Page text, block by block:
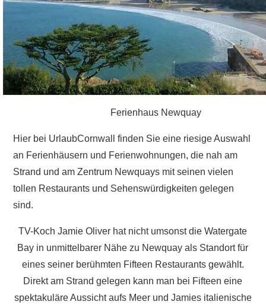
Ferienhaus Newquay
Hier bei UrlaubCornwall finden Sie eine riesige Auswahl
an Ferienhäusern und Ferienwohnungen, die nah am
Strand und am Zentrum Newquays mit seinen vielen
tollen Restaurants und Sehenswürdigkeiten gelegen
sind.
TV-Koch Jamie Oliver hat nicht umsonst die Watergate
Bay in unmittelbarer Nähe zu Newquay als Standort für
eines seiner berühmten Fifteen Restaurants gewählt.
Direkt am Strand gelegen kann man bei Fifteen eine
spektakuläre Aussicht aufs Meer und Jamies italienische